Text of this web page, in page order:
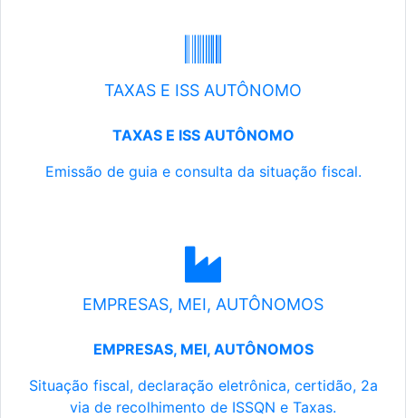
TAXAS E ISS AUTÔNOMO
TAXAS E ISS AUTÔNOMO
Emissão de guia e consulta da situação fiscal.
EMPRESAS, MEI, AUTÔNOMOS
EMPRESAS, MEI, AUTÔNOMOS
Situação fiscal, declaração eletrônica, certidão, 2a
via de recolhimento de ISSQN e Taxas.